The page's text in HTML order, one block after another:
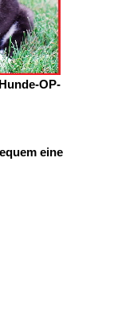
OP-
eine